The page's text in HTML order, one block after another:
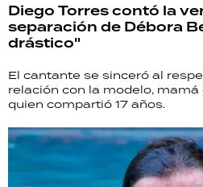
Diego Torres contó la
separación de Débora
drástico"
El cantante se sinceró al
relación con la modelo, mamá
quien compartió 17 años.